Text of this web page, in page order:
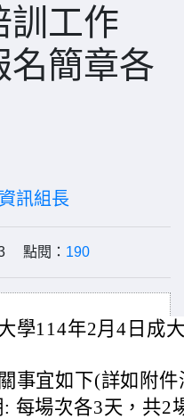
訓工作
名簡章各
訊組長
點閱： 190
學114年2月4日成
事宜如下(詳如附
每場次各3天，共2